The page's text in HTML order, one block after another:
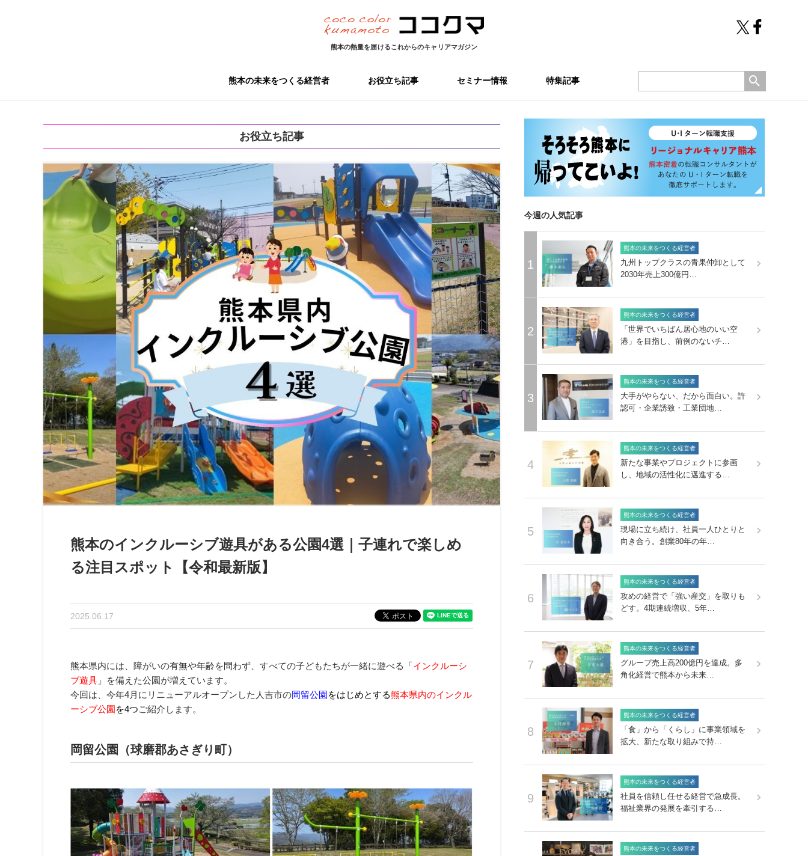
熊本の熱量を届けるこれからのキャリアマガジン
熊本の未来をつくる経営者 お役立ち記事 セミナー情報 特集記事
お役立ち記事
熊本のインクルーシブ遊具がある公園4選｜子連れで楽しめ
る注目スポット【令和最新版】
2025.06.17
熊本県内には、障がいの有無や年齢を問わず、すべての子どもたちが一緒に遊べる「インクルーシ
ブ遊具 」を備えた公園が増えています。
今回は、今年4月にリニューアルオープンした人吉市の岡留公園をはじめとする熊本県内のインクル
ーシブ公園を4つご紹介します。
岡留公園（球磨郡あさぎり町）
今週の人気記事
1
熊本の未来をつくる経営者
九州トップクラスの青果仲卸として
2030年売上300億円…
2
熊本の未来をつくる経営者
「世界でいちばん居心地のいい空
港」を目指し、前例のないチ…
3
熊本の未来をつくる経営者
大手がやらない、だから面白い。許
認可・企業誘致・工業団地…
4
熊本の未来をつくる経営者
新たな事業やプロジェクトに参画
し、地域の活性化に邁進する…
5
熊本の未来をつくる経営者
現場に立ち続け、社員一人ひとりと
向き合う。創業80年の年…
6
熊本の未来をつくる経営者
攻めの経営で「強い産交」を取りも
どす。4期連続増収、5年…
7
熊本の未来をつくる経営者
グループ売上高200億円を達成。多
角化経営で熊本から未来…
8
熊本の未来をつくる経営者
「食」から「くらし」に事業領域を
拡大、新たな取り組みで持…
9
熊本の未来をつくる経営者
社員を信頼し任せる経営で急成長。
福祉業界の発展を牽引する…
熊本の未来をつくる経営者